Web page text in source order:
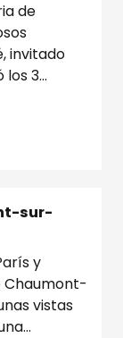
de
invitado
3...
sur-
y
Chaumont-
vistas